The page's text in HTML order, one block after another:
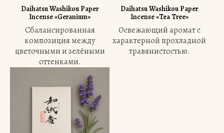
Daihatsu Washikou Paper
Incense «Geranium»
Сбалансированная
композиция между
цветочными и зелёными
оттенками.
Daihatsu Washikou Paper
Incense «Tea Tree»
Освежающий аромат с
характерной прохладной
травянистостью.